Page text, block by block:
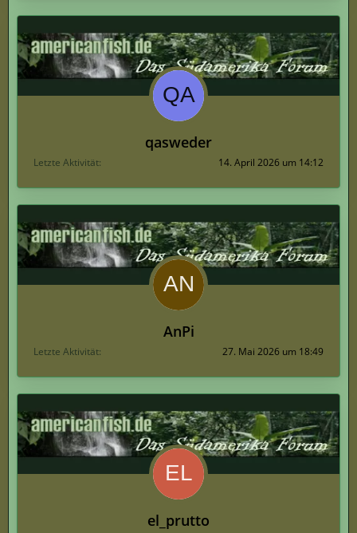
qasweder
Letzte Aktivität 14. April 2026 um 14:12
AnPi
Letzte Aktivität 27. Mai 2026 um 18:49
el_prutto